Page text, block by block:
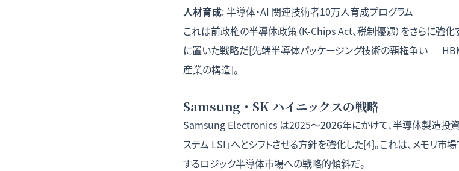
人材育成: 半導体・AI 関連技術者10万人育成プログラム
これは前政権の半導体政策（K-Chips Act、税制優遇）をさらに強
に置いた戦略だ[先端半導体パッケージング技術の覇権争い —
産業の構造]。
Samsung・SK ハイニックスの戦略
Samsung Electronics は2025〜2026年にかけて、半導体製造投資の
ステム LSI」へとシフトさせる方針を強化した[4]。これは、メモリ市
するロジック半導体市場への戦略的傾斜だ。